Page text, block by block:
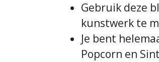
Gebruik deze
kunstwerk te
Je bent
Popcorn en